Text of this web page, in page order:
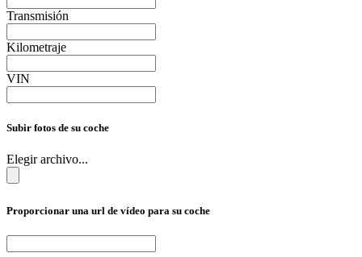
Transmisión
Kilometraje
VIN
Subir fotos de su coche
Elegir archivo...
Proporcionar una url de vídeo para su coche